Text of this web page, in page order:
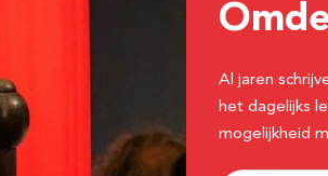
Al jaren
het dagelijks
mogelijkheid